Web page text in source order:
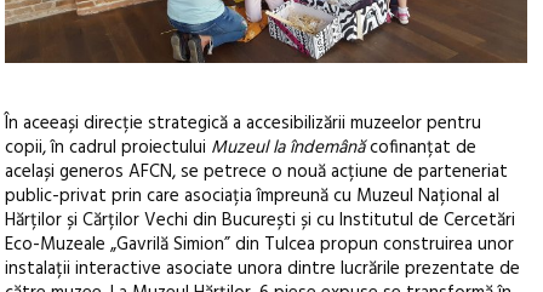
În aceeași direcție strategică a accesibilizării muzeelor pentru
copii, în cadrul proiectului Muzeul la îndemânăcofinanțat de
același generos AFCN, se petrece o nouă acțiune de parteneriat
public-privat prin care asociația împreună cu Muzeul Național al
Hărților și Cărților Vechi din București și cu Institutul de Cercetări
Eco-Muzeale „Gavrilă Simion” din Tulcea propun construirea unor
instalații interactive asociate unora dintre lucrările prezentate de